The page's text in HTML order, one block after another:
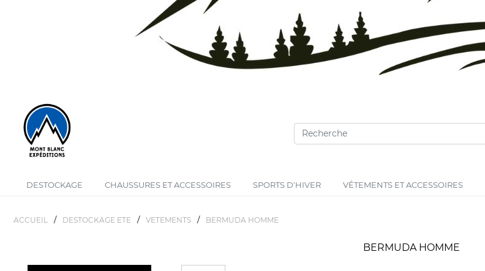
DESTOCKAGE CHAUSSURES ET ACCESSOIRES SPORTS D'HIVER VÊTEMENTS ET ACCESSOIRES
ACCUEIL / DESTOCKAGE ETE / VETEMENTS / BERMUDA HOMME
BERMUDA HOMME